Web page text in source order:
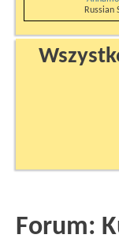
Russian
Forum: